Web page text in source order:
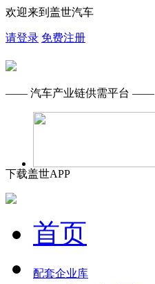
欢迎来到盖世汽车
请登录 免费注册
—— 汽车产业链供需平台 ——
下载盖世APP
首页
配套企业库